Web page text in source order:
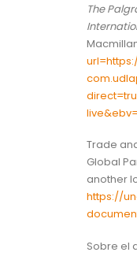
The
Trade
Global
another
https://
Sobre el